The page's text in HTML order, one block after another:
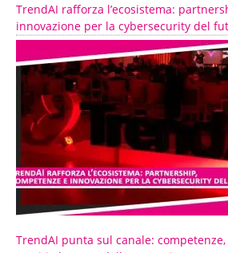
TrendAI rafforza l’ecosistema:
innovazione per la cybersecurity del
TrendAI punta sul canale: